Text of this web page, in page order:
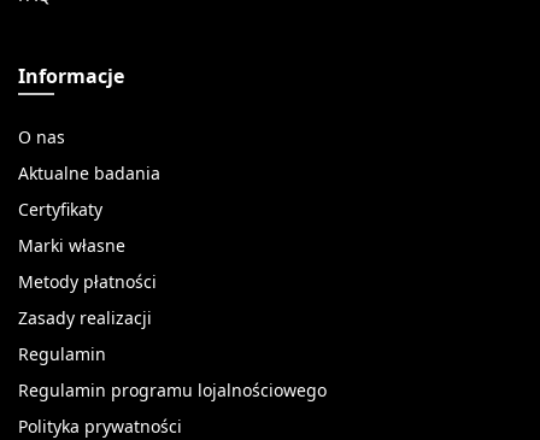
Informacje
O nas
Aktualne badania
Certyfikaty
Marki własne
Metody płatności
Zasady realizacji
Regulamin
Regulamin programu lojalnościowego
Polityka prywatności